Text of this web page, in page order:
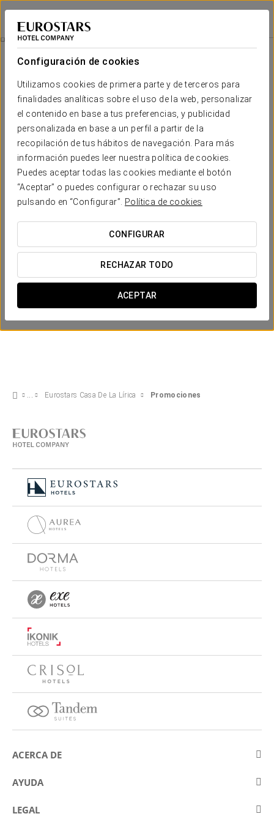
Configuración de cookies
Utilizamos cookies de primera parte y de terceros para
finalidades analíticas sobre el uso de la web, personalizar
el contenido en base a tus preferencias, y publicidad
personalizada en base a un perfil a partir de la
recopilación de tus hábitos de navegación. Para más
información puedes leer nuestra política de cookies.
Puedes aceptar todas las cookies mediante el botón
“Aceptar” o puedes configurar o rechazar su uso
pulsando en “Configurar”.
Política de cookies
CONFIGURAR
RECHAZAR TODO
ACEPTAR
Eurostars Casa de la Lírica
MADRID
Promociones
Promociones
Experiencia romántica
15€
Eurostars Casa De La Lírica Promociones
ACERCA DE
Sobre Eurostars Hotel Company
Concursos
AYUDA
Contactar
LEGAL